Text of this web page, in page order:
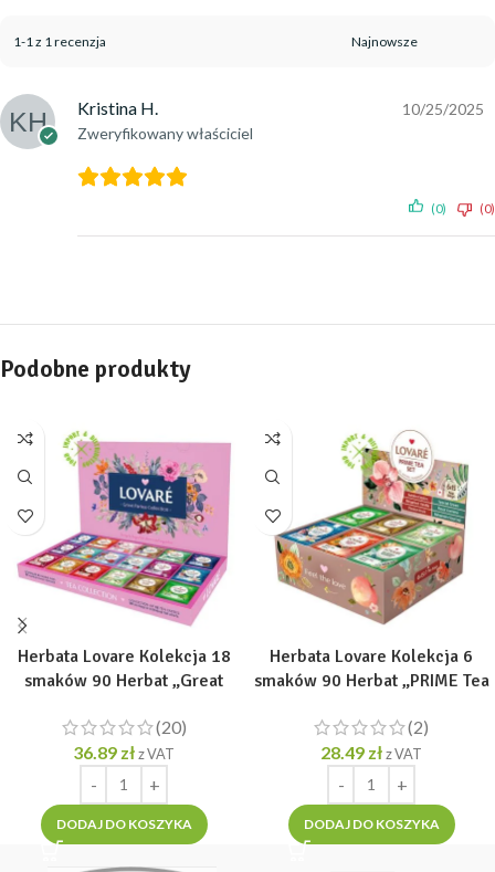
1-1 z 1 recenzja
Kristina H.
Zweryfikowany właściciel
10/25/2025
(0) (0)
Podobne produkty
Herbata Lovare Kolekcja 18
smaków 90 Herbat „Great
2g]
(20)
36.89 złz VAT
DODAJ DO KOSZYKA
Herbata Lovare Kolekcja 6
smaków 90 Herbat „PRIME Tea
(2)
28.49 złz VAT
DODAJ DO KOSZYKA